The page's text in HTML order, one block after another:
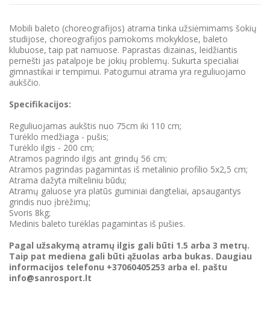
Mobili baleto (choreografijos) atrama tinka užsiėmimams šokių
studijose, choreografijos pamokoms mokyklose, baleto
klubuose, taip pat namuose. Paprastas dizainas, leidžiantis
pernešti jas patalpoje be jokių problemų. Sukurta specialiai
gimnastikai ir tempimui. Patogumui atrama yra reguliuojamo
aukščio.
Specifikacijos:
Reguliuojamas aukštis nuo 75cm iki 110 cm;
Turėklo medžiaga - pušis;
Turėklo ilgis - 200 cm;
Atramos pagrindo ilgis ant grindų 56 cm;
Atramos pagrindas pagamintas iš metalinio profilio 5x2,5 cm;
Atrama dažyta milteliniu būdu;
Atramų galuose yra platūs guminiai dangteliai, apsaugantys
grindis nuo įbrėžimų;
Svoris 8kg;
Medinis baleto turėklas pagamintas iš pušies.
Pagal užsakymą atramų ilgis gali būti 1.5 arba 3 metrų.
Taip pat mediena gali būti ąžuolas arba bukas. Daugiau
informacijos telefonu +37060405253 arba el. paštu
info@sanrosport.lt